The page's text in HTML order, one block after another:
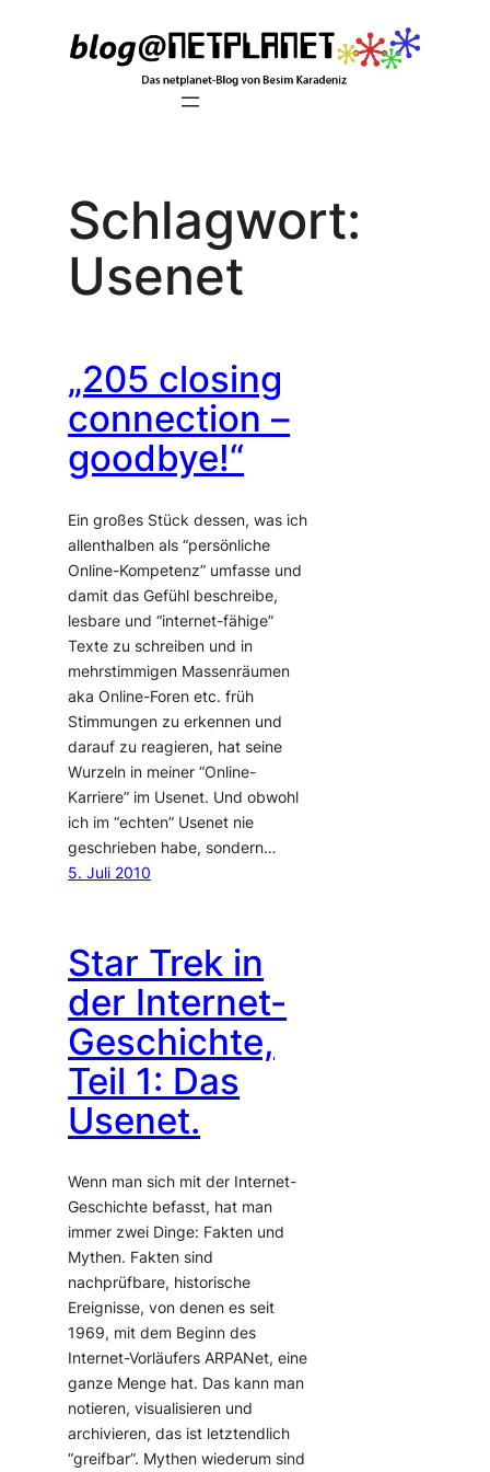
Schlagwort:
Usenet
„205 closing
connection –
goodbye!“
Ein großes Stück dessen, was ich
allenthalben als “persönliche
Online-Kompetenz” umfasse und
damit das Gefühl beschreibe,
lesbare und “internet-fähige”
Texte zu schreiben und in
mehrstimmigen Massenräumen
aka Online-Foren etc. früh
Stimmungen zu erkennen und
darauf zu reagieren, hat seine
Wurzeln in meiner “Online-
Karriere” im Usenet. Und obwohl
ich im “echten” Usenet nie
geschrieben habe, sondern…
5. Juli 2010
Star Trek in
der Internet-
Geschichte,
Teil 1: Das
Usenet.
Wenn man sich mit der Internet-
Geschichte befasst, hat man
immer zwei Dinge: Fakten und
Mythen. Fakten sind
nachprüfbare, historische
Ereignisse, von denen es seit
1969, mit dem Beginn des
Internet-Vorläufers ARPANet, eine
ganze Menge hat. Das kann man
notieren, visualisieren und
archivieren, das ist letztendlich
“greifbar”. Mythen wiederum sind